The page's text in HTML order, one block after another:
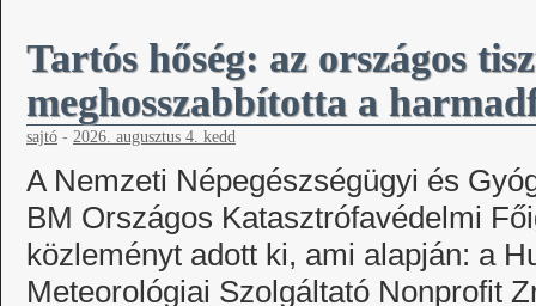
Tartós hőség: az országos
meghosszabbította a
sajtó - 2026. augusztus 4. kedd
A Nemzeti Népegészségügyi és
BM Országos Katasztrófavédelmi
közleményt adott ki, ami alapján: a
Meteorológiai Szolgáltató Nonprofit